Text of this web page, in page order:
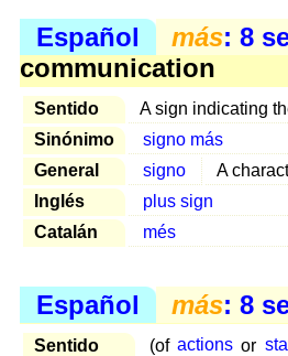
Español más: 8
communication
Sentido A sign indicating
Sinónimo
signo más
General
signo A
Inglés
plus sign
Catalán
més
Español más: 8
Sentido (of actions or